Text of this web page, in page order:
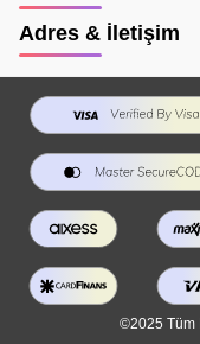
Adres & İletişim
©2025 Tüm